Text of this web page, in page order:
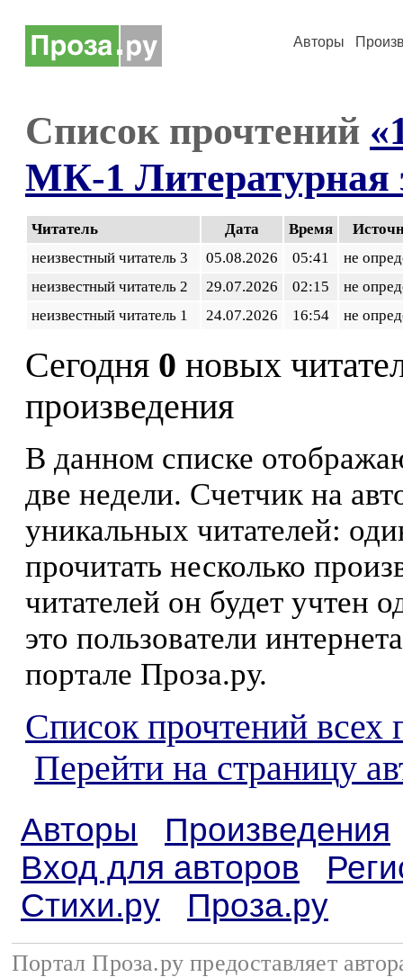
Авторы
Список прочтений
МК-1 Литературная
Читатель Дата Время
неизвестный читатель 3
05.08.2026 05:41
не
неизвестный читатель 2
29.07.2026 02:15
не
неизвестный читатель 1
24.07.2026 16:54 не
Сегодня 0 новых
произведения
В данном списке
две недели. Счетчик на
уникальных читателей:
прочитать несколько
читателей он будет учтен
это пользователи
портале Проза.ру.
Список прочтений всех
Перейти на страницу
Авторы
Произведения
Вход для авторов
Стихи.ру
Проза.ру
Портал Проза.ру предоставляет